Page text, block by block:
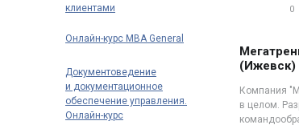
0
(Ижевск)
Компания "М
в целом.
клиентами
Онлайн-курс MBA General
Документоведение
и документационное
обеспечение управления.
Онлайн-курс